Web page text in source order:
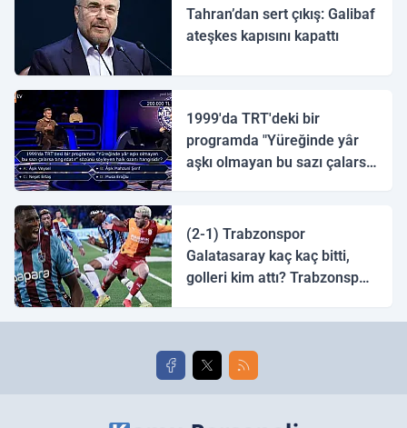
Tahran’dan sert çıkış: Galibaf
ateşkes kapısını kapattı
1999'da TRT'deki bir
programda "Yüreğinde yâr
aşkı olmayan bu sazı çalarsa
(2-1) Trabzonspor
Galatasaray kaç kaç bitti,
golleri kim attı? Trabzonspor
golleri!